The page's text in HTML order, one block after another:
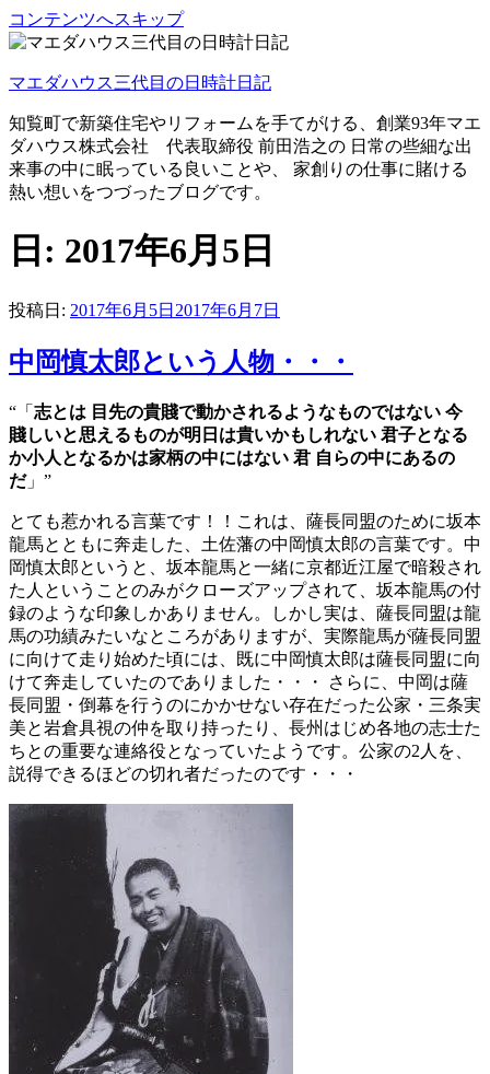
コンテンツへスキップ
マエダハウス三代目の日時計日記
知覧町で新築住宅やリフォームを手てがける、創業93年マエ
ダハウス株式会社 代表取締役 前田浩之の 日常の些細な出
来事の中に眠っている良いことや、 家創りの仕事に賭ける
熱い想いをつづったブログです。
日: 2017年6月5日
投稿日: 2017年6月5日 2017年6月7日
中岡慎太郎という人物・・・
“「 志とは 目先の貴賤で動かされるようなものではない 今
賤しいと思えるものが明日は貴いかもしれない 君子となる
か小人となるかは家柄の中にはない 君 自らの中にあるの
だ」”
とても惹かれる言葉です！！これは、薩長同盟のために坂本
龍馬とともに奔走した、土佐藩の中岡慎太郎の言葉です。中
岡慎太郎というと、坂本龍馬と一緒に京都近江屋で暗殺され
た人ということのみがクローズアップされて、坂本龍馬の付
録のような印象しかありません。しかし実は、薩長同盟は龍
馬の功績みたいなところがありますが、実際龍馬が薩長同盟
に向けて走り始めた頃には、既に中岡慎太郎は薩長同盟に向
けて奔走していたのでありました・・・ さらに、中岡は薩
長同盟・倒幕を行うのにかかせない存在だった公家・三条実
美と岩倉具視の仲を取り持ったり、長州はじめ各地の志士た
ちとの重要な連絡役となっていたようです。公家の2人を、
説得できるほどの切れ者だったのです・・・